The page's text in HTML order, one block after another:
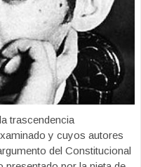
trascendencia
y cuyos autores
del Constitucional